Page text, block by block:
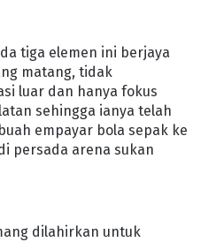
tiga elemen ini berjaya
matang, tidak
luar dan hanya fokus
sehingga ianya telah
empayar bola sepak ke
persada arena sukan
dilahirkan untuk